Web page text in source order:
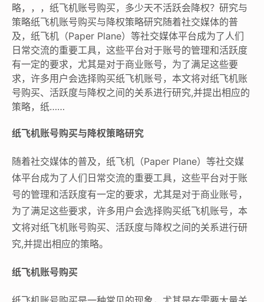
略，，，纸飞机账号购买，多少天不活跃会降权？研究与
策略纸飞机账号购买与降权策略研究随着社交媒体的普
及，纸飞机（Paper Plane）等社交媒体平台成为了人们
日常交流的重要工具，这些平台对于账号的管理和活跃度
有一定的要求，尤其是对于商业账号，为了满足这些要
求，许多用户会选择购买纸飞机账号，本文将对纸飞机账
号购买、活跃度与降权之间的关系进行研究,并提出相应的
策略，纸……
纸飞机账号购买与降权策略研究
随着社交媒体的普及，纸飞机（Paper Plane）等社交媒
体平台成为了人们日常交流的重要工具，这些平台对于账
号的管理和活跃度有一定的要求，尤其是对于商业账号，
为了满足这些要求，许多用户会选择购买纸飞机账号，本
文将对纸飞机账号购买、活跃度与降权之间的关系进行研
究,并提出相应的策略。
纸飞机账号购买